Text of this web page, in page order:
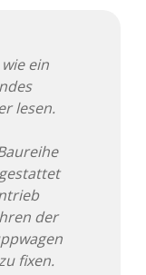
ein
lesen.
der
fixen.